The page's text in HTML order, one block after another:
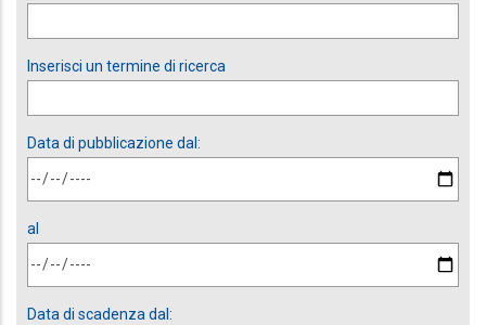
Inserisci un termine di ricerca
Data di pubblicazione dal:
al
Data di scadenza dal: